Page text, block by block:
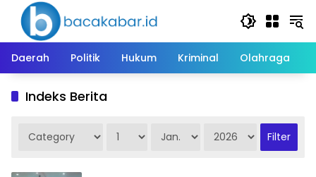
Langsung
konten
Daerah
Politik Hukum Kriminal Olahraga
Indeks Berita